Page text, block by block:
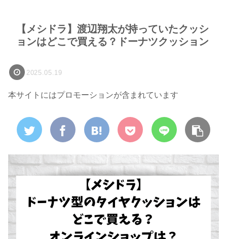
【メシドラ】渡辺翔太が持っていたクッシ
ョンはどこで買える？ドーナツクッション
2025.05.19
本サイトにはプロモーションが含まれています